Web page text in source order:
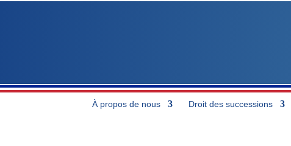
À propos de nous Droit des successions